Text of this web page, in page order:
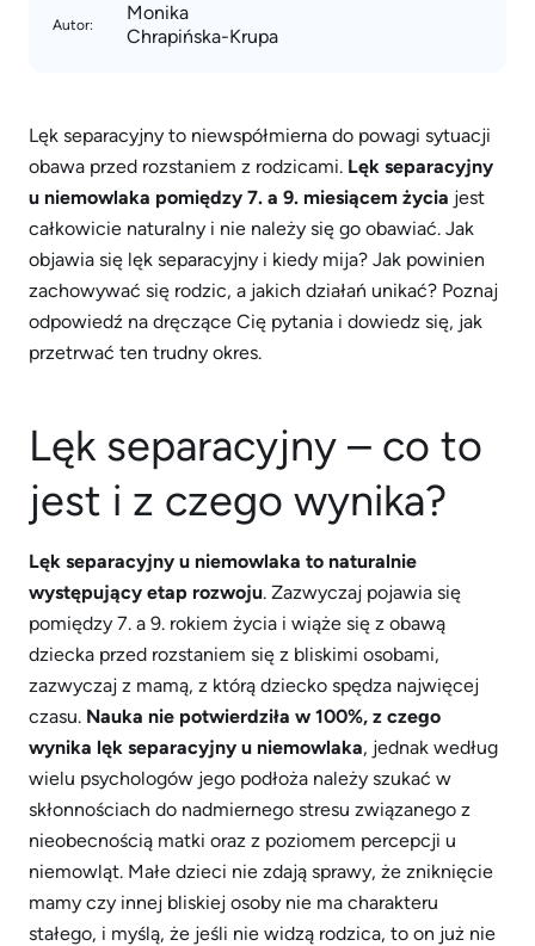
Autor:
Monika
Chrapińska-Krupa
Lęk separacyjny to niewspółmierna do powagi sytuacji
obawa przed rozstaniem z rodzicami. Lęk separacyjny
u niemowlaka pomiędzy 7. a 9. miesiącem życia jest
całkowicie naturalny i nie należy się go obawiać. Jak
objawia się lęk separacyjny i kiedy mija? Jak powinien
zachowywać się rodzic, a jakich działań unikać? Poznaj
odpowiedź na dręczące Cię pytania i dowiedz się, jak
przetrwać ten trudny okres.
Lęk separacyjny – co to
jest i z czego wynika?
Lęk separacyjny u niemowlaka to naturalnie
występujący etap rozwoju. Zazwyczaj pojawia się
pomiędzy 7. a 9. rokiem życia i wiąże się z obawą
dziecka przed rozstaniem się z bliskimi osobami,
zazwyczaj z mamą, z którą dziecko spędza najwięcej
czasu. Nauka nie potwierdziła w 100%, z czego
wynika lęk separacyjny u niemowlaka, jednak według
wielu psychologów jego podłoża należy szukać w
skłonnościach do nadmiernego stresu związanego z
nieobecnością matki oraz z poziomem percepcji u
niemowląt. Małe dzieci nie zdają sprawy, że zniknięcie
mamy czy innej bliskiej osoby nie ma charakteru
stałego, i myślą, że jeśli nie widzą rodzica, to on już nie